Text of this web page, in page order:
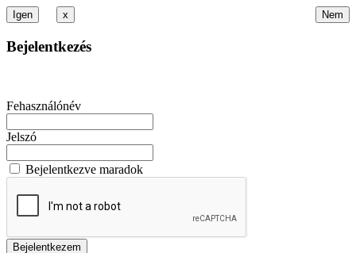
x
Bejelentkezés
Fehasználónév
Jelszó
Bejelentkezve maradok